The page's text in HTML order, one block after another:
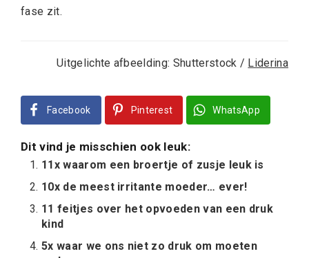
fase zit.
Uitgelichte afbeelding: Shutterstock / Liderina
Facebook Pinterest WhatsApp
Dit vind je misschien ook leuk:
11x waarom een broertje of zusje leuk is
10x de meest irritante moeder… ever!
11 feitjes over het opvoeden van een druk
kind
5x waar we ons niet zo druk om moeten